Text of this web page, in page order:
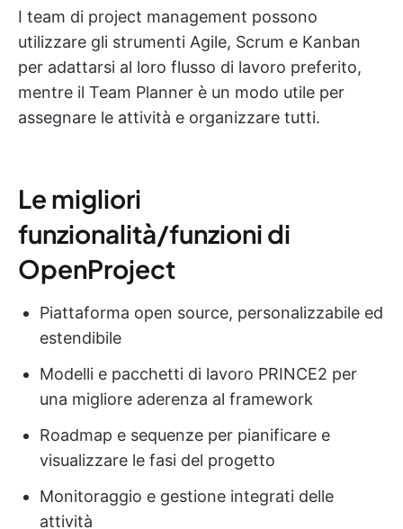
I team di project management possono
utilizzare gli strumenti Agile, Scrum e Kanban
per adattarsi al loro flusso di lavoro preferito,
mentre il Team Planner è un modo utile per
assegnare le attività e organizzare tutti.
Le migliori
funzionalità/funzioni di
OpenProject
Piattaforma open source, personalizzabile ed
estendibile
Modelli e pacchetti di lavoro PRINCE2 per
una migliore aderenza al framework
Roadmap e sequenze per pianificare e
visualizzare le fasi del progetto
Monitoraggio e gestione integrati delle
attività